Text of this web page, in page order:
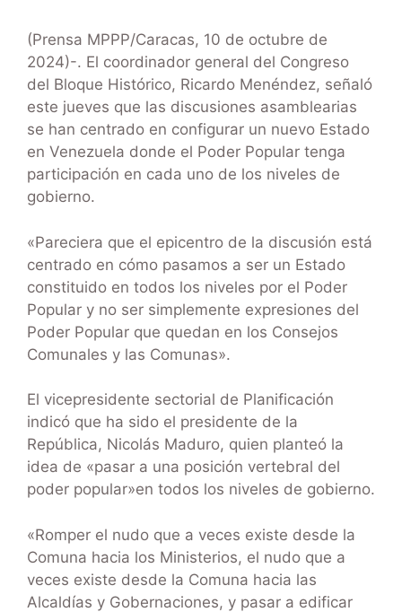
(Prensa MPPP/Caracas, 10 de octubre de
2024)-. El coordinador general del Congreso
del Bloque Histórico, Ricardo Menéndez, señaló
este jueves que las discusiones asamblearias
se han centrado en configurar un nuevo Estado
en Venezuela donde el Poder Popular tenga
participación en cada uno de los niveles de
gobierno.
«Pareciera que el epicentro de la discusión está
centrado en cómo pasamos a ser un Estado
constituido en todos los niveles por el Poder
Popular y no ser simplemente expresiones del
Poder Popular que quedan en los Consejos
Comunales y las Comunas».
El vicepresidente sectorial de Planificación
indicó que ha sido el presidente de la
República, Nicolás Maduro, quien planteó la
idea de «pasar a una posición vertebral del
poder popular»en todos los niveles de gobierno.
«Romper el nudo que a veces existe desde la
Comuna hacia los Ministerios, el nudo que a
veces existe desde la Comuna hacia las
Alcaldías y Gobernaciones, y pasar a edificar